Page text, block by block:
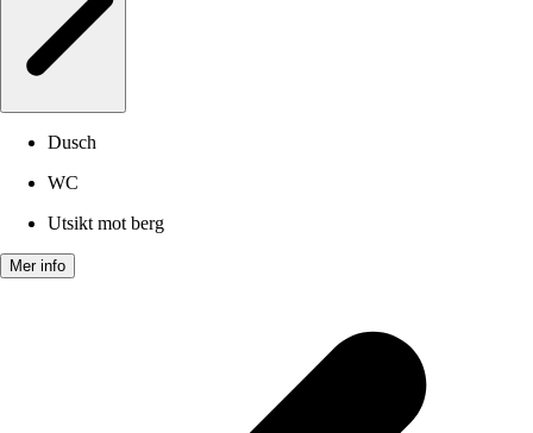
Dusch
WC
Utsikt mot berg
Mer info